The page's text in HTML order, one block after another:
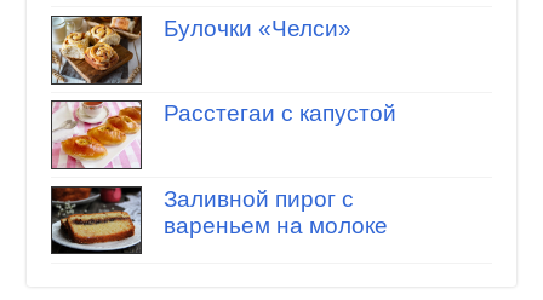
Булочки «Челси»
Расстегаи с капустой
Заливной пирог с
вареньем на молоке